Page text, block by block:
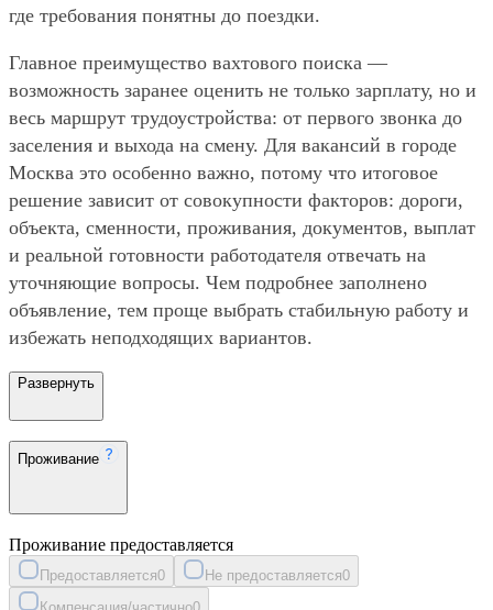
где требования понятны до поездки.
Главное преимущество вахтового поиска —
возможность заранее оценить не только зарплату, но и
весь маршрут трудоустройства: от первого звонка до
заселения и выхода на смену. Для вакансий в городе
Москва это особенно важно, потому что итоговое
решение зависит от совокупности факторов: дороги,
объекта, сменности, проживания, документов, выплат
и реальной готовности работодателя отвечать на
уточняющие вопросы. Чем подробнее заполнено
объявление, тем проще выбрать стабильную работу и
избежать неподходящих вариантов.
Развернуть
Проживание
Проживание предоставляется
Предоставляется0 Не предоставляется0